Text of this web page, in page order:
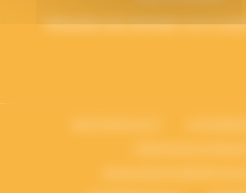
Protection des données